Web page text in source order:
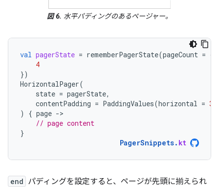
図 6. 水平パディングのあるページャー。
val pagerState = rememberPagerState(pageCount = {
4
})
HorizontalPager(
state = pagerState,
contentPadding = PaddingValues(horizontal =
)
{ page -
// page content
}
PagerSnippets. kt
end パディングを設定すると、ページが先頭に揃えられ